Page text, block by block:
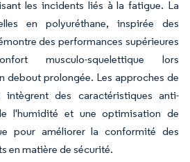
les incidents liés à la fatigue. La
en polyuréthane, inspirée des
des performances supérieures
musculo-squelettique lors
debout prolongée. Les approches de
intègrent des caractéristiques anti-
l'humidité et une optimisation de
pour améliorer la conformité des
en matière de sécurité.